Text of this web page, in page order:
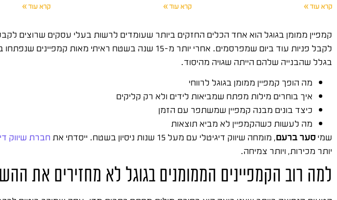
קרא עוד » קרא עוד » קרא עוד »
קמפיין ממומן בגוגל הוא אחד הכלים החזקים ביותר שעומדים לרשות בעלי עסקים שרוצים
לקבל פניות עוד ביום שמפרסמים. אחרי יותר מ-15 שנה בשטח
בגלל שהבנייה שלהם הייתה שגויה מהיסוד.
מה הופך קמפיין ממומן בגוגל לרווחי
איך בוחרים מילות מפתח שמביאות לידים ולא רק קליקים
כיצד בונים מבנה קמפיין שמשתפר עם הזמן
מה לעשות כשהקמפיין לא מביא תוצאות
שמיסער ברעם, מומחה שיווק דיגיטלי עם מעל 15 שנות ניסיון בשטח. ייסדתי את חברת שיווק
יותר מכירות, ויותר צמיחה.
למה רוב הקמפיינים הממומנים בגוגל לא מחזירים את